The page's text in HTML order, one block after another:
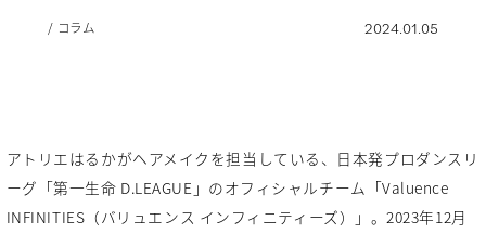
/ コラム 2024.01.05
アトリエはるかがヘアメイクを担当している、日本発プロダンスリ
ーグ「第一生命 D.LEAGUE」のオフィシャルチーム「Valuence
INFINITIES（バリュエンス インフィニティーズ）」。2023年12月